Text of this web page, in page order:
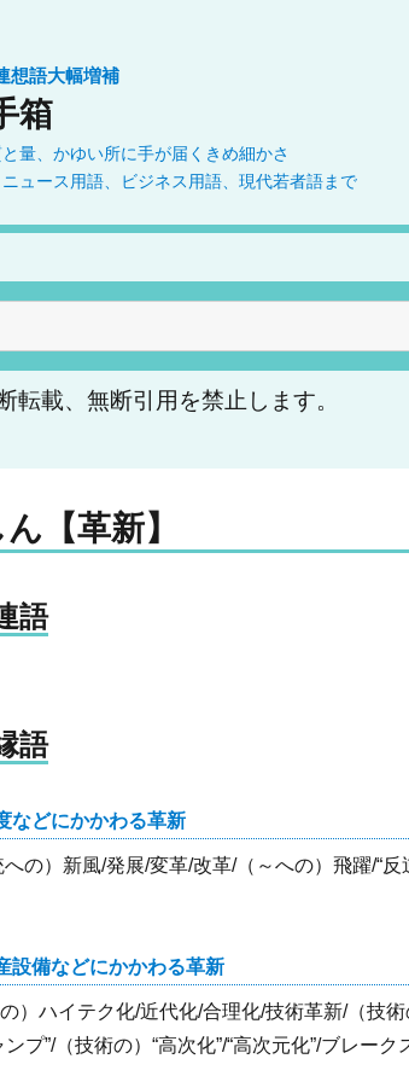
想語大幅増補
箱
量、かゆい所に手が届くきめ細かさ
ュース用語、ビジネス用語、現代若者語まで
転載、無断引用を禁止します。
【革新】
語
語
などにかかわる革新
の）新風/発展/変革/改革/（～への）飛躍/“反
設備などにかかわる革新
の）ハイテク化/近代化/合理化/技術革新/（技
ンプ”/（技術の）“高次化”/“高次元化”/ブレー